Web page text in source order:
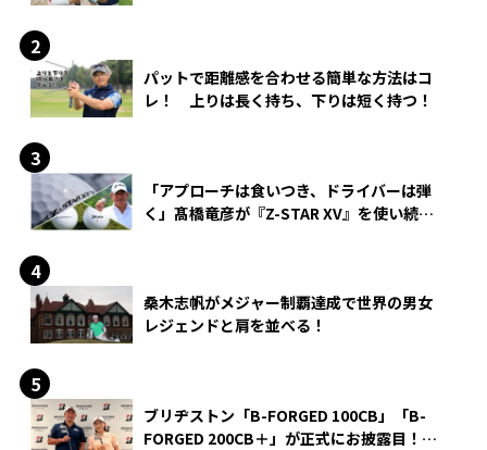
パットで距離感を合わせる簡単な方法はコ
レ！ 上りは長く持ち、下りは短く持つ！
「アプローチは食いつき、ドライバーは弾
く」髙橋竜彦が『Z-STAR XV』を使い続け
桑木志帆がメジャー制覇達成で世界の男女
レジェンドと肩を並べる！
ブリヂストン「B-FORGED 100CB」「B-
FORGED 200CB＋」が正式にお披露目！